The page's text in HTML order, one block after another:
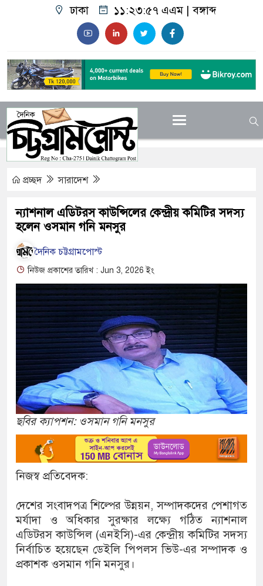
ঢাকা ১১:২৩:৫৮ এএম |বঙ্গাব্দ
প্রচ্ছদ সারাদেশ
ন্যাশনাল এডিটরস কাউন্সিলের কেন্দ্রীয় কমিটির সদস্য
হলেন ওসমান গনি মনসুর
দৈনিক চট্টগ্রামপোস্ট
নিউজ প্রকাশের তারিখ : Jun 3, 2026 ইং
ছবির ক্যাপশন: ওসমান গনি মনসুর
নিজস্ব প্রতিবেদক:
দেশের সংবাদপত্র শিল্পের উন্নয়ন, সম্পাদকদের পেশাগত
মর্যাদা ও অধিকার সুরক্ষার লক্ষ্যে গঠিত ন্যাশনাল
এডিটরস কাউন্সিল (এনইসি)-এর কেন্দ্রীয় কমিটির সদস্য
নির্বাচিত হয়েছেন ডেইলি পিপলস ভিউ-এর সম্পাদক ও
প্রকাশক ওসমান গনি মনসুর।